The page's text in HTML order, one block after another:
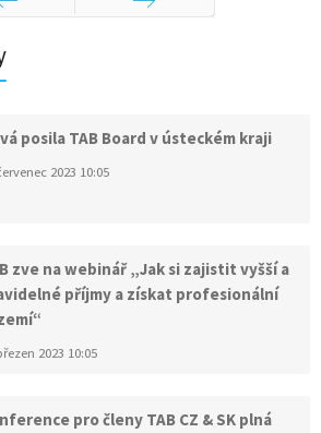
posila TAB Board v ústeckém kraji
2023 10:05
zve na webinář „Jak si zajistit vyšší a
příjmy a získat profesionální
2023 10:05
pro členy TAB CZ & SK plná